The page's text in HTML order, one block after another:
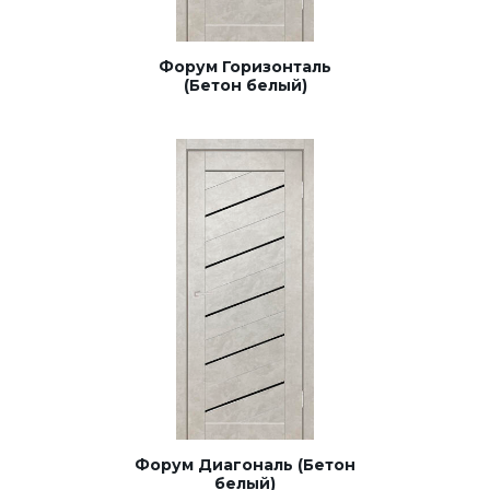
Форум Горизонталь
(Бетон белый)
Форум Диагональ (Бетон
белый)